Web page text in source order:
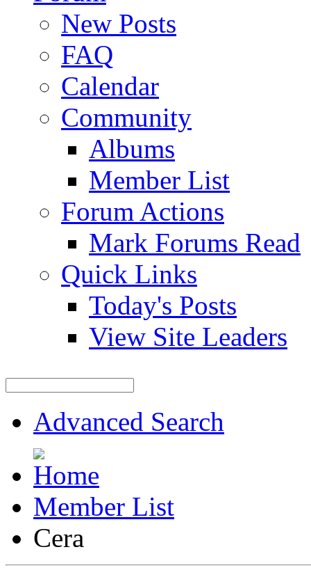
New Posts
FAQ
Calendar
Community
Albums
Member List
Forum Actions
Mark Forums Read
Quick Links
Today's Posts
View Site Leaders
Advanced Search
Member List
Cera